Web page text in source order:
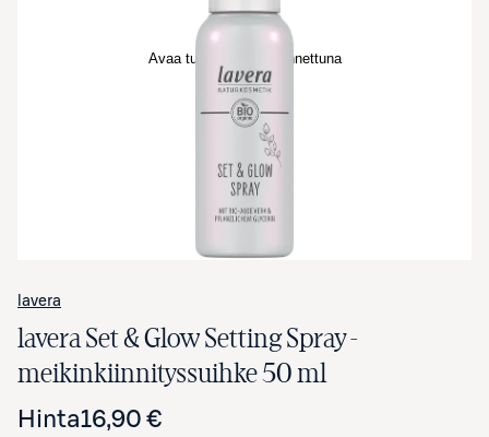
Avaa tuotekuva suurennettuna
lavera
lavera Set & Glow Setting Spray -
meikinkiinnityssuihke 50 ml
Hinta16,90 €